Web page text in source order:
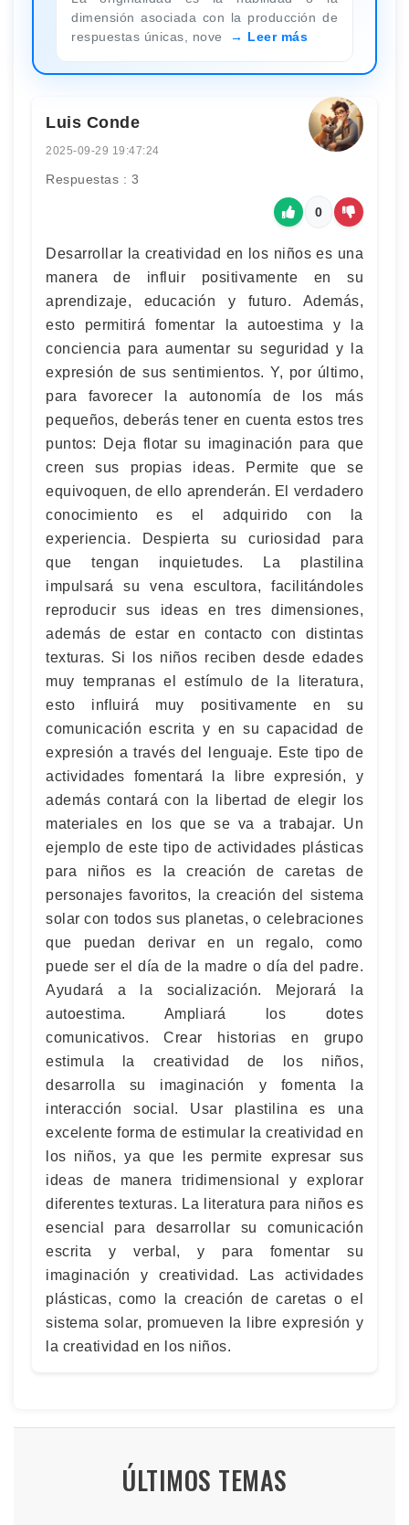
dimensión asociada con la producción de
respuestas únicas, nove
Leer más
Luis Conde
2025-09-29 19:47:24
Respuestas : 3
0
Desarrollar la creatividad en los niños es una
manera de influir positivamente en su
aprendizaje, educación y futuro. Además,
esto permitirá fomentar la autoestima y la
conciencia para aumentar su seguridad y la
expresión de sus sentimientos. Y, por último,
para favorecer la autonomía de los más
pequeños, deberás tener en cuenta estos tres
puntos: Deja flotar su imaginación para que
creen sus propias ideas. Permite que se
equivoquen, de ello aprenderán. El verdadero
conocimiento es el adquirido con la
experiencia. Despierta su curiosidad para
que tengan inquietudes. La plastilina
impulsará su vena escultora, facilitándoles
reproducir sus ideas en tres dimensiones,
además de estar en contacto con distintas
texturas. Si los niños reciben desde edades
muy tempranas el estímulo de la literatura,
esto influirá muy positivamente en su
comunicación escrita y en su capacidad de
expresión a través del lenguaje. Este tipo de
actividades fomentará la libre expresión, y
además contará con la libertad de elegir los
materiales en los que se va a trabajar. Un
ejemplo de este tipo de actividades plásticas
para niños es la creación de caretas de
personajes favoritos, la creación del sistema
solar con todos sus planetas, o celebraciones
que puedan derivar en un regalo, como
puede ser el día de la madre o día del padre.
Ayudará a la socialización. Mejorará la
autoestima. Ampliará los dotes
comunicativos. Crear historias en grupo
estimula la creatividad de los niños,
desarrolla su imaginación y fomenta la
interacción social. Usar plastilina es una
excelente forma de estimular la creatividad en
los niños, ya que les permite expresar sus
ideas de manera tridimensional y explorar
diferentes texturas. La literatura para niños es
esencial para desarrollar su comunicación
escrita y verbal, y para fomentar su
imaginación y creatividad. Las actividades
plásticas, como la creación de caretas o el
sistema solar, promueven la libre expresión y
la creatividad en los niños.
ÚLTIMOS TEMAS